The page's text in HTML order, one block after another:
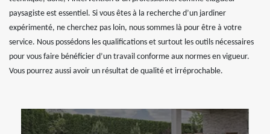
paysagiste est essentiel. Si vous êtes à la recherche d’un jardiner
expérimenté, ne cherchez pas loin, nous sommes là pour être à votre
service. Nous possédons les qualifications et surtout les outils nécessaires
pour vous faire bénéficier d’un travail conforme aux normes en vigueur.
Vous pourrez aussi avoir un résultat de qualité et irréprochable.